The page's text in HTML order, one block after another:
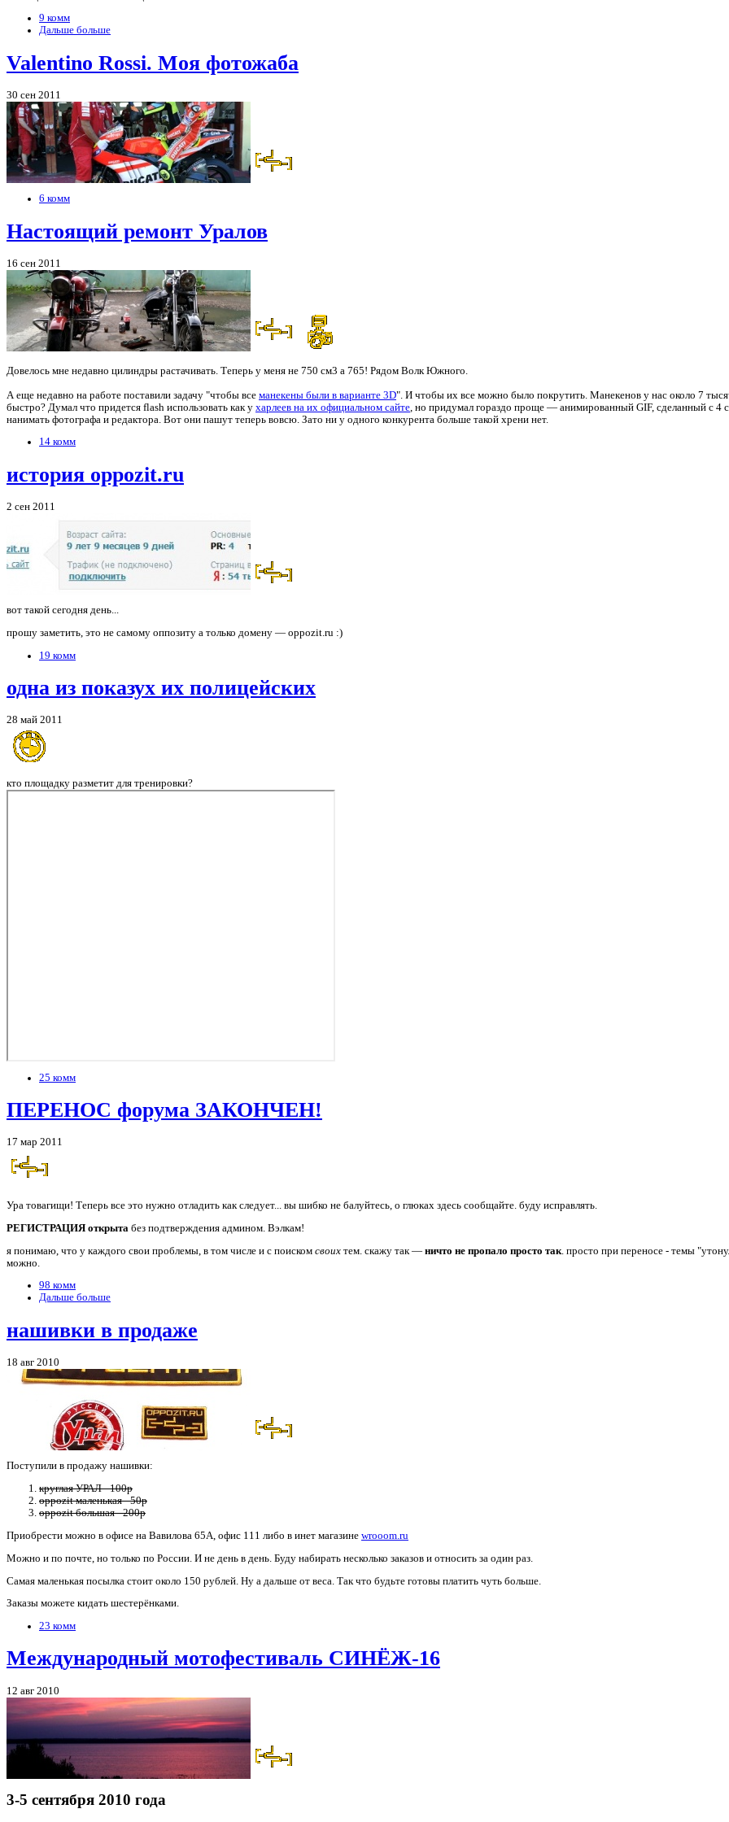
9 комм
Дальше больше
Valentino Rossi. Моя фотожаба
30 сен 2011
6 комм
Настоящий ремонт Уралов
16 сен 2011
Довелось мне недавно цилиндры растачивать. Теперь у меня не 750 см3 а 765! Рядом Волк Южного.
А еще недавно на работе поставили задачу "чтобы все манекены были в варианте 3D". И чтобы их все можно было покрутить. Манекенов у нас около 7
быстро? Думал что придется flash использовать как у харлеев на их официальном сайте , но придумал гораздо проще — анимированный GIF, сделанный с 4
нанимать фотографа и редактора. Вот они пашут теперь вовсю. Зато ни у одного конкурента больше такой хрени нет.
14 комм
история oppozit.ru
2 сен 2011
вот такой сегодня день...
прошу заметить, это не самому оппозиту а только домену — oppozit.ru :)
19 комм
одна из показух их полицейских
28 май 2011
кто площадку разметит для тренировки?
25 комм
ПЕРЕНОС форума ЗАКОНЧЕН!
17 мар 2011
Ура товагищи! Теперь все это нужно отладить как следует... вы шибко не балуйтесь, о глюках здесь сообщайте. буду исправлять.
РЕГИСТРАЦИЯ открыта без подтверждения админом. Вэлкам!
я понимаю, что у каждого свои проблемы, в том числе и с поиском своих тем. скажу так — ничто не пропало просто так . просто при переносе - темы
можно.
98 комм
Дальше больше
нашивки в продаже
18 авг 2010
Поступили в продажу нашивки:
круглая УРАЛ - 100р
oppozit маленькая - 50р
oppozit большая - 200р
Приобрести можно в офисе на Вавилова 65А, офис 111 либо в инет магазине wrooom.ru
Можно и по почте, но только по России. И не день в день. Буду набирать несколько заказов и относить за один раз.
Самая маленькая посылка стоит около 150 рублей. Ну а дальше от веса. Так что будьте готовы платить чуть больше.
Заказы можете кидать шестерёнками.
23 комм
Международный мотофестиваль СИНЁЖ-16
12 авг 2010
3-5 сентября 2010 года